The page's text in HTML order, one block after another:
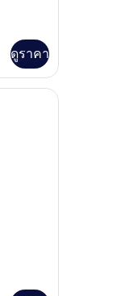
ดูราคา
Room | 1 ห้องนอน,